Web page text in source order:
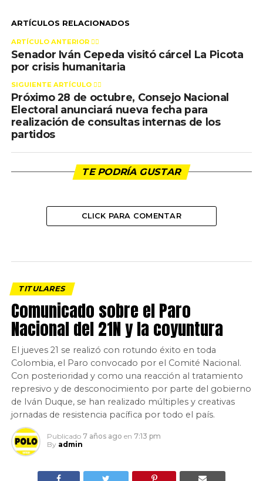
ARTÍCULOS RELACIONADOS
ARTÍCULO ANTERIOR 👉🏻
Senador Iván Cepeda visitó cárcel La Picota
por crisis humanitaria
SIGUIENTE ARTÍCULO 👈🏻
Próximo 28 de octubre, Consejo Nacional
Electoral anunciará nueva fecha para
realización de consultas internas de los
partidos
TE PODRÍA GUSTAR
CLICK PARA COMENTAR
TITULARES
Comunicado sobre el Paro
Nacional del 21N y la coyuntura
El jueves 21 se realizó con rotundo éxito en toda
Colombia, el Paro convocado por el Comité Nacional.
Con posterioridad y como una reacción al tratamiento
represivo y de desconocimiento por parte del gobierno
de Iván Duque, se han realizado múltiples y creativas
jornadas de resistencia pacífica por todo el país.
Publicado 7 años ago en 7:13 pm
By admin